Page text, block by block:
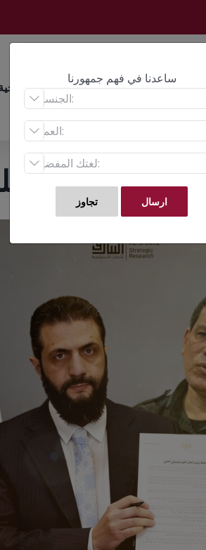
أبحاث عن الأبحاث
ساعدنا في فهم جمهورنا


